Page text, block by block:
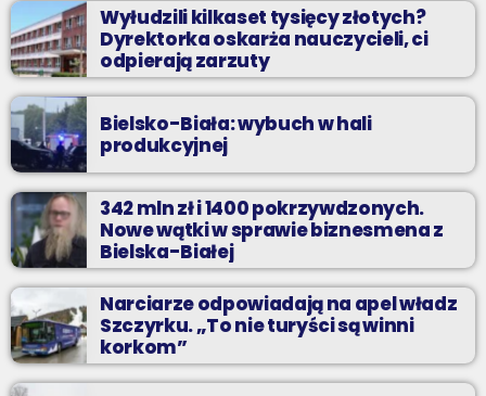
Wyłudzili kilkaset tysięcy złotych?
Dyrektorka oskarża nauczycieli, ci
odpierają zarzuty
Bielsko-Biała: wybuch w hali
produkcyjnej
342 mln zł i 1400 pokrzywdzonych.
Nowe wątki w sprawie biznesmena z
Bielska-Białej
Narciarze odpowiadają na apel władz
Szczyrku. „To nie turyści są winni
korkom”